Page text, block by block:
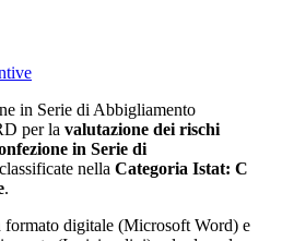
in Serie di Abbigliamento
per la valutazione dei rischi
in Serie di
classificate nella Categoria Istat: C
.
digitale (Microsoft Word) e